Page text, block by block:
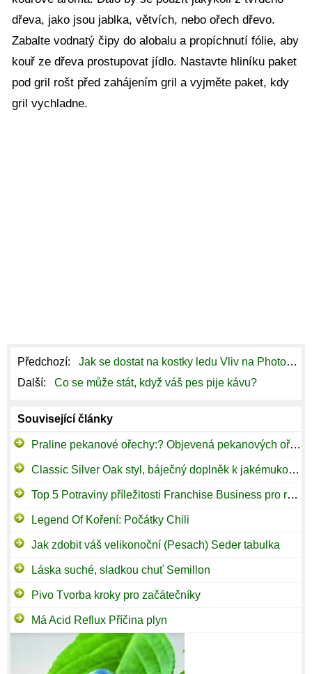
dřeva, jako jsou jablka, větvích, nebo ořech dřevo.
Zabalte vodnatý čipy do alobalu a propíchnutí fólie, aby
kouř ze dřeva prostupovat jídlo. Nastavte hliníku paket
pod gril rošt před zahájením gril a vyjměte paket, kdy
gril vychladne.
Předchozí:
Jak se dostat na kostky ledu Vliv na Photoshop
Další:
Co se může stát, když váš pes pije kávu?
Související články
Praline pekanové ořechy:? Objevená pekanových ořechů pralinky
Classic Silver Oak styl, báječný doplněk k jakémukoliv Silver Oak Vertical
Top 5 Potraviny příležitosti Franchise Business pro rok 2009
Legend Of Koření: Počátky Chili
Jak zdobit váš velikonoční (Pesach) Seder tabulka
Láska suché, sladkou chuť Semillon
Pivo Tvorba kroky pro začátečníky
Má Acid Reflux Příčina plyn